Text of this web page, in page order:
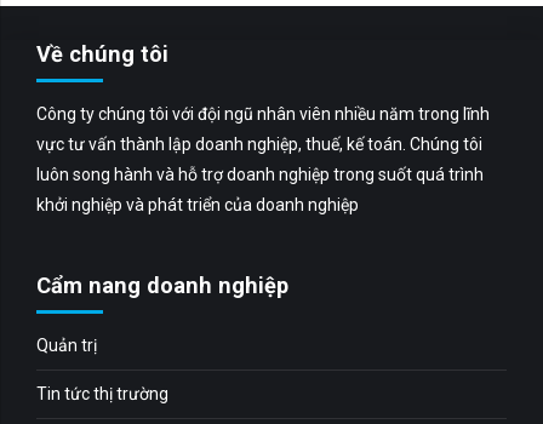
Về chúng tôi
Công ty chúng tôi với đội ngũ nhân viên nhiều năm trong lĩnh
vực tư vấn thành lập doanh nghiệp, thuế, kế toán. Chúng tôi
luôn song hành và hỗ trợ doanh nghiệp trong suốt quá trình
khởi nghiệp và phát triển của doanh nghiệp
Cẩm nang doanh nghiệp
Quản trị
Tin tức thị trường